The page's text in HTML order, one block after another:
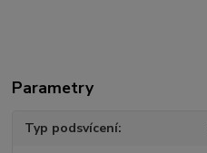
Parametry
Typ podsvícení